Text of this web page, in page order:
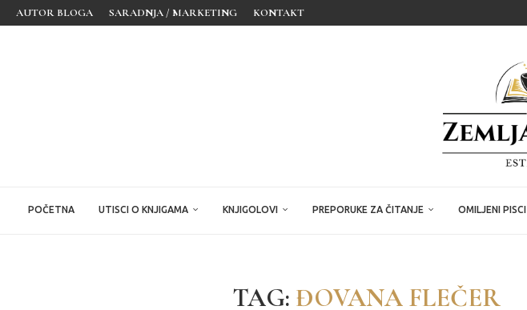
AUTOR BLOGA SARADNJA / MARKETING KONTAKT
POČETNA UTISCI O KNJIGAMA KNJIGOLOVI PREPORUKE ZA ČITANJE OMILJENI PISCI
TAG: ĐOVANA FLEČER